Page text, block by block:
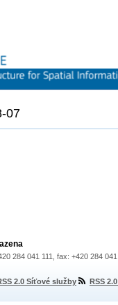
07
284 041 111, fax: +420 284
2.0 Síťové služby RSS